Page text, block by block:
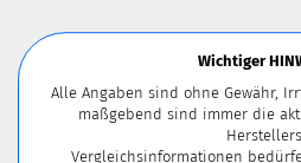
Wichtiger
Alle Angaben sind ohne Gewähr,
maßgebend sind immer die
Vergleichsinformationen